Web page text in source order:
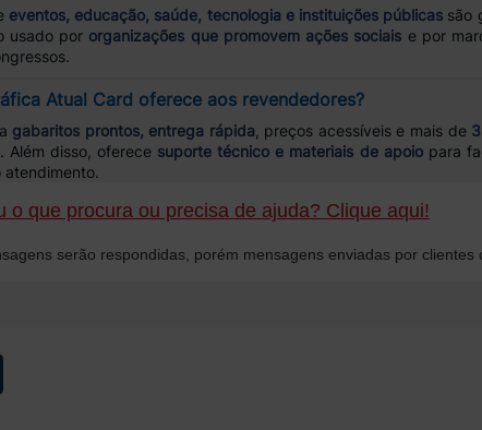
eventos, educação, saúde, tecnologia e instituições públicas são
usado por organizações que promovem ações sociais e por
Atual Card oferece aos revendedores?
gabaritos prontos, entrega rápida , preços acessíveis e mais de
. Além disso, oferece suporte técnico e materiais de apoiopara
atendimento.
o que procura ou precisa de ajuda? Clique aqui!
serão respondidas, porém mensagens enviadas por